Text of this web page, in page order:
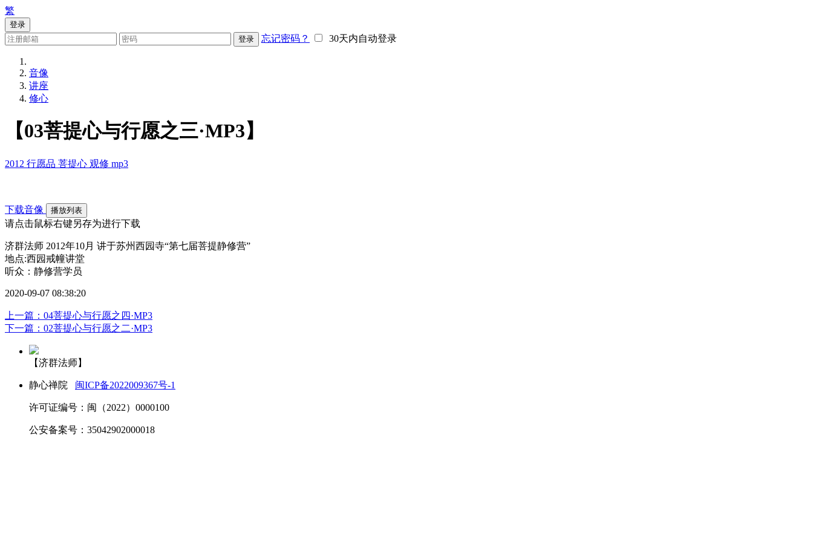
繁
登录
登录
忘记密码？ 30天内自动登录
音像
讲座
修心
【03菩提心与行愿之三·MP3】
2012 行愿品 菩提心 观修 mp3
下载音像 播放列表
请点击鼠标右键另存为进行下载
济群法师 2012年10月 讲于苏州西园寺“第七届菩提静修营”
地点:西园戒幢讲堂
听众：静修营学员
2020-09-07 08:38:20
上一篇：04菩提心与行愿之四·MP3
下一篇：02菩提心与行愿之二·MP3
【济群法师】
静心禅院 闽ICP备2022009367号-1
许可证编号：闽（2022）0000100
公安备案号：35042902000018